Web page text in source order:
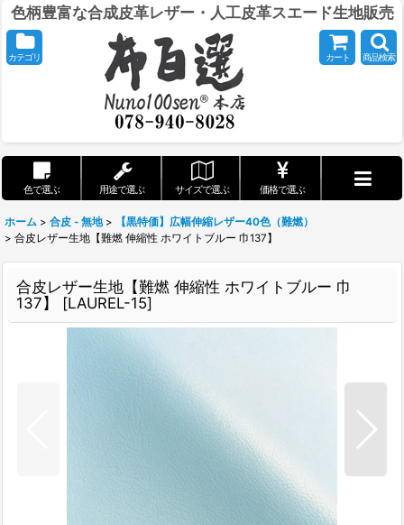
色柄豊富な合成皮革レザー・人工皮革スエード生地販売
カテゴリ カート 商品検索
色で選ぶ 用途で選ぶ サイズで選ぶ 価格で選ぶ
ホーム > 合皮 - 無地 >
【黒特価】広幅伸縮レザー40色（難燃）
> 合皮レザー生地【難燃 伸縮性 ホワイトブルー 巾137】
合皮レザー生地【難燃 伸縮性 ホワイトブルー 巾
137】
[LAUREL-15]